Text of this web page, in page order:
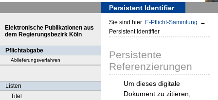
Persistent Identifier
Elektronische Publikationen aus
dem Regierungsbezirk Köln
Pflichtabgabe
Ablieferungsverfahren
Listen
Titel
Sie sind hier: E-Pflicht-Sammlung →
Persistent Identifier
Persistente
Referenzierungen
Um dieses digitale
Dokument zu zitieren,